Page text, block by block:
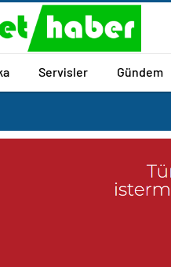
Servisler Gündem